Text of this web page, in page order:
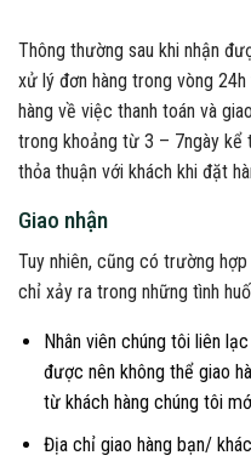
Thông thường sau khi nhận
xử lý đơn hàng trong vòng
hàng về việc thanh toán và
trong khoảng từ 3 – 7ngày kể
thỏa thuận với khách khi đặt
Giao nhận
Tuy nhiên, cũng có trường
chỉ xảy ra trong những tình
Nhân viên chúng tôi liên
được nên không thể giao
từ khách hàng chúng tôi
Địa chỉ giao hàng bạn/